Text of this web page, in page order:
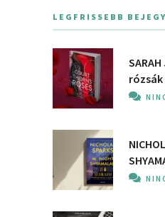
LEGFRISSEBB
rózsák